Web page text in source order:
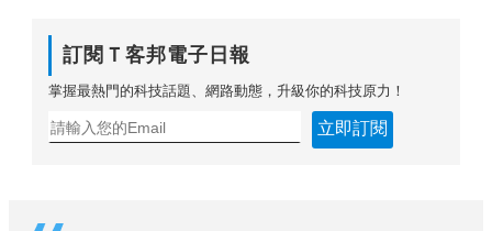
訂閱Ｔ客邦電子日報
掌握最熱門的科技話題、網路動態，升級你的科技原力！
立即訂閱